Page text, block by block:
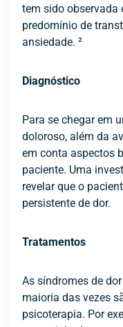
tem sido observada
predomínio de
ansiedade. ²
Diagnóstico
Para se chegar em
doloroso, além da
em conta aspectos
paciente. Uma
revelar que o
persistente de dor.
Tratamentos
As síndromes de
maioria das vezes
psicoterapia. Por